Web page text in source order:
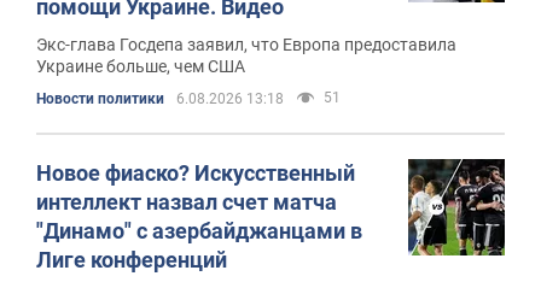
помощи Украине. Видео
Экс-глава Госдепа заявил, что Европа предоставила
Украине больше, чем США
Новости политики 6.08.2026 13:18 51
Новое фиаско? Искусственный
интеллект назвал счет матча
"Динамо" с азербайджанцами в
Лиге конференций